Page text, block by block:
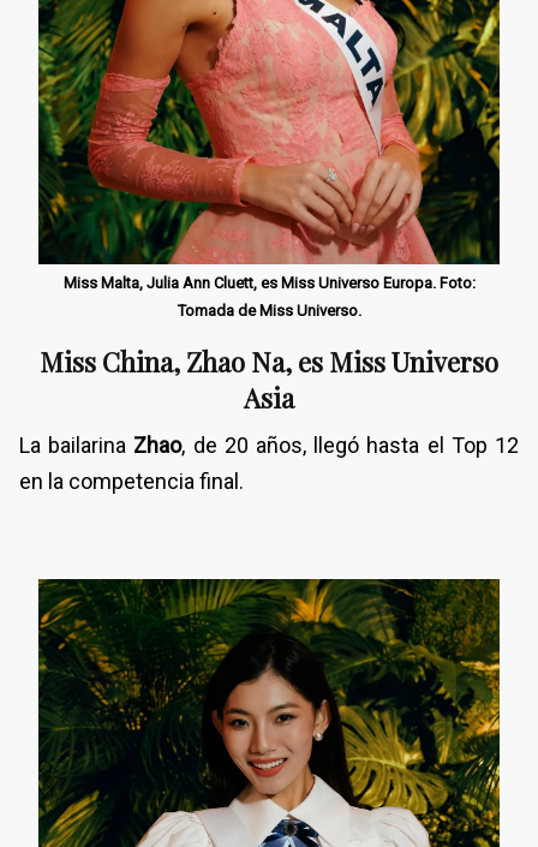
Miss Malta, Julia Ann Cluett, es Miss Universo Europa. Foto:
Tomada de Miss Universo.
Miss China, Zhao Na, es Miss Universo
Asia
La bailarina Zhao, de 20 años, llegó hasta el Top 12
en la competencia final.